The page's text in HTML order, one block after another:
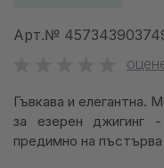
Арт.№
Гъвкава и елегантна.
за езерен джигинг
предимно на пъстърва